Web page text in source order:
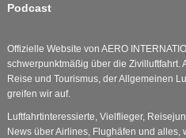
Podcast
Offizielle Website von AERO
schwerpunktmäßig über die Zivilluftfahrt.
Reise und Tourismus, der Allgemeinen
greifen wir auf.
Luftfahrtinteressierte, Vielflieger,
News über Airlines, Flughäfen und alles,